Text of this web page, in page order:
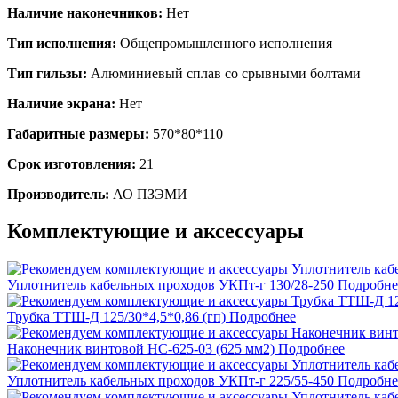
Наличие наконечников: Нет
Тип исполнения: Общепромышленного исполнения
Тип гильзы: Алюминиевый сплав со срывными болтами
Наличие экрана: Нет
Габаритные размеры: 570*80*110
Срок изготовления: 21
Производитель: АО ПЗЭМИ
Комплектующие и аксессуары
Уплотнитель кабельных проходов УКПт-г 130/28-250
Трубка ТТШ-Д 125/30*4,5*0,86 (гп) Подробнее
Наконечник винтовой НС-625-03 (625 мм2) Подробнее
Уплотнитель кабельных проходов УКПт-г 225/55-450